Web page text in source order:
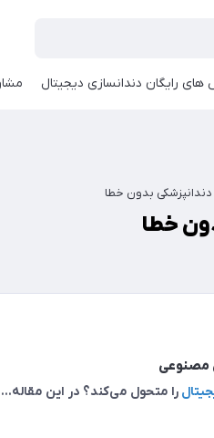
رایگان دندانسازی دیجیتال
دندانپزشکی بدون خطا
خطا
مصنوعی
را متحول می‌کند؟ در این مقاله...